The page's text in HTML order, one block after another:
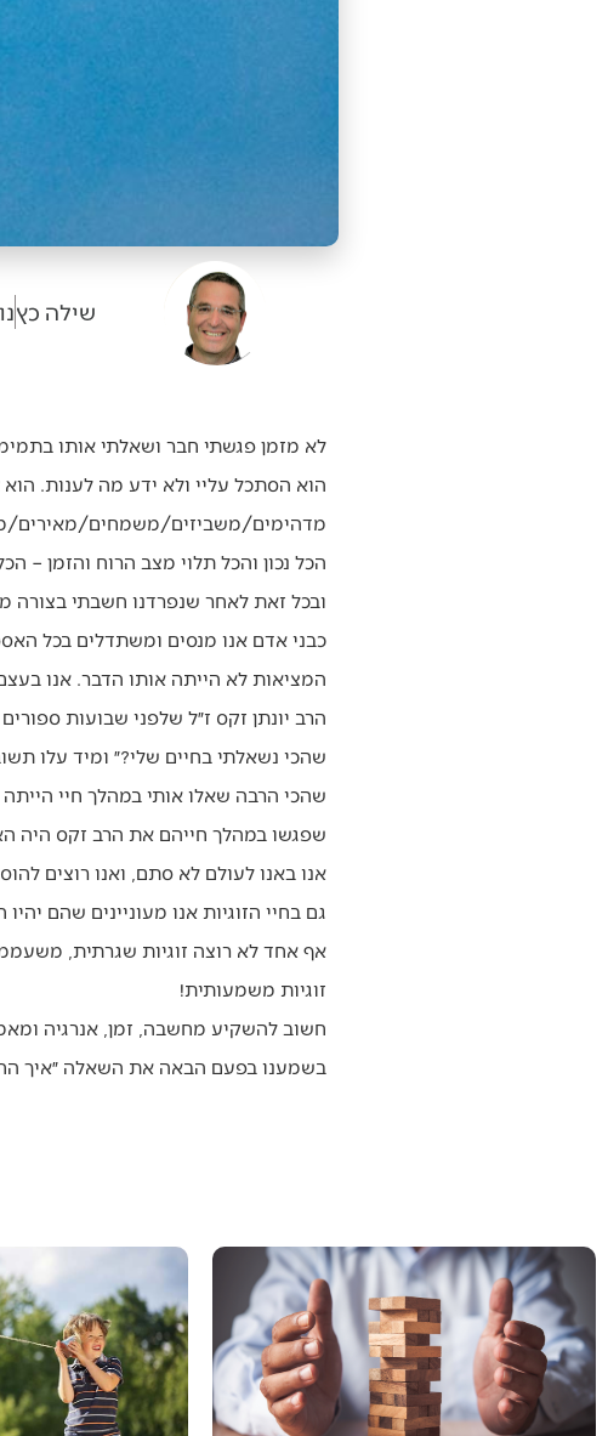
שילה כץ
לא מזמן פגשתי חבר ושאלתי אותו
הוא הסתכל עליי ולא ידע מה לענות.
מדהימים/משביזים/משמחים/מאירים/
הכל נכון והכל תלוי מצב הרוח והזמן –
ובכל זאת לאחר שנפרדנו חשבתי בצורה
כבני אדם אנו מנסים ומשתדלים בכל
המציאות לא הייתה אותו הדבר. אנו
הרב יונתן זקס ז״ל שלפני שבועות
שהכי נשאלתי בחיים שלי?״ ומיד עלו
שפגשו במהלך חייהם את הרב זקס היה
אנו באנו לעולם לא סתם, ואנו רוצים
גם בחיי הזוגיות אנו מעוניינים שהם יהיו
אף אחד לא רוצה זוגיות שגרתית,
זוגיות משמעותית!
חשוב להשקיע מחשבה, זמן, אנרגיה
בשמענו בפעם הבאה את השאלה ״איך